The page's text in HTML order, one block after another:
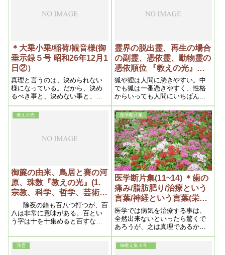
出ます。私なんかも出ます。酷
＊大乗小乗/稲荷/観音様(御
垂示録５号 昭和26年12月1
日②）
真理と言うのは、決められない
様になっている。だから、決め
るべき事と、決めない事と、区
別しなければならない。決める
事も、永遠に決める、時間的に
決める、刹那的に決める――と
霊界の脱出霊、再生の場合
の副霊、憑依霊、動物霊の
憑依順位 『教えの光』（3.
霊及び霊界の問題)昭和二
十六年五月二十日
狐や狸は人間に憑きやすい。中
でも狐は一番憑きやすく、性格
からいっても人間にいちばん似
ている。祖霊がなにか知らせる
場合、よく狐が代わりになって
言う。そういう場合本当のこと
も嘘のことも言うが、それは狐
の性格である。しかしそれを一
概に祖霊と決めても狐霊と決め
ても間違う。その話の中でまじ
めなことは祖霊の言とみてよ
く、変な話は狐と思えばいい。
教えの光
御簾の由来、鳥居と賽の河
原、珠数『教えの光』(1.
宗教、科学、哲学、芸術の
問題 ) 昭和二十六年五月二
十日
除夜の鐘も百八つ打つが、百
八は非常に意味がある。百とい
う字は十を十集めると百すなわ
げた)の字の形になる。すなわち
ミロクの世の形になる。また十
医学断片集
医学断片集(11~14) ＊歯の
痛み/脂肪肥り/治療という
言葉/神経という言葉(栄光
159号～162号 昭和27年)
医学では病気を治療する事は、
全然出来ないといったら驚くで
あろうが、之は真理であるから
仕方がない。では誰が治療して
呉れるかというと、それは自分
自身の体である。従って若もし
浄霊 御教え集３号